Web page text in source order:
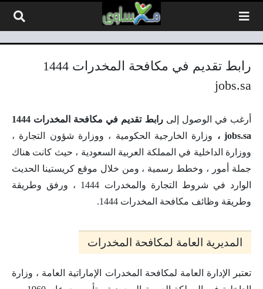
رابط تقديم في مكافحة المخدرات 1444
jobs.sa
أرغب في الوصول إلى
رابط تقديم في مكافحة المخدرات 1444
jobs.sa ،
وزارة الخارجية الحكومية ، ووزارة شؤون التجارة ،
ووزارة الداخلية في المملكة العربية السعودية ، حيث كانت هناك
جملة أمور ، وخطط رسمية ، ومن خلال موقع كريستينا الحديث
الوارد في شروط التجارة والمخدرات 1444 ، ورفق وطريقة
وطريقة وظائف مكافحة المخدرات 1444.
المديرية العامة لمكافحة المخدرات
تعتبر الإدارة العامة لمكافحة المخدرات الإماراتية العامة ، وزارة